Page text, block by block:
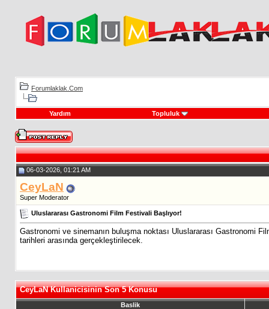
Forumlaklak.Com
Yardım Topluluk
06-03-2026, 01:21 AM
CeyLaN
Super Moderator
Uluslararası Gastronomi Film Festivali Başlıyor!
Gastronomi ve sinemanın buluşma noktası Uluslararası Gastronomi
tarihleri arasında gerçekleştirilecek.
CeyLaN Kullanicisinin Son 5 Konusu
Baslik